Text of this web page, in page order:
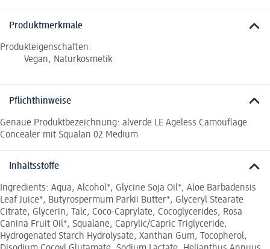
Produktmerkmale
Produkteigenschaften:
Vegan, Naturkosmetik
Pflichthinweise
Genaue Produktbezeichnung: alverde LE Ageless Camouflage
Concealer mit Squalan 02 Medium
Inhaltsstoffe
Ingredients: Aqua, Alcohol*, Glycine Soja Oil*, Aloe Barbadensis
Leaf Juice*, Butyrospermum Parkii Butter*, Glyceryl Stearate
Citrate, Glycerin, Talc, Coco-Caprylate, Cocoglycerides, Rosa
Canina Fruit Oil*, Squalane, Caprylic/Capric Triglyceride,
Hydrogenated Starch Hydrolysate, Xanthan Gum, Tocopherol,